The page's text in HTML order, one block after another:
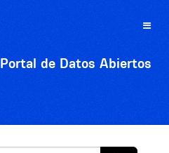
Toggle
Portal de Datos Abiertos